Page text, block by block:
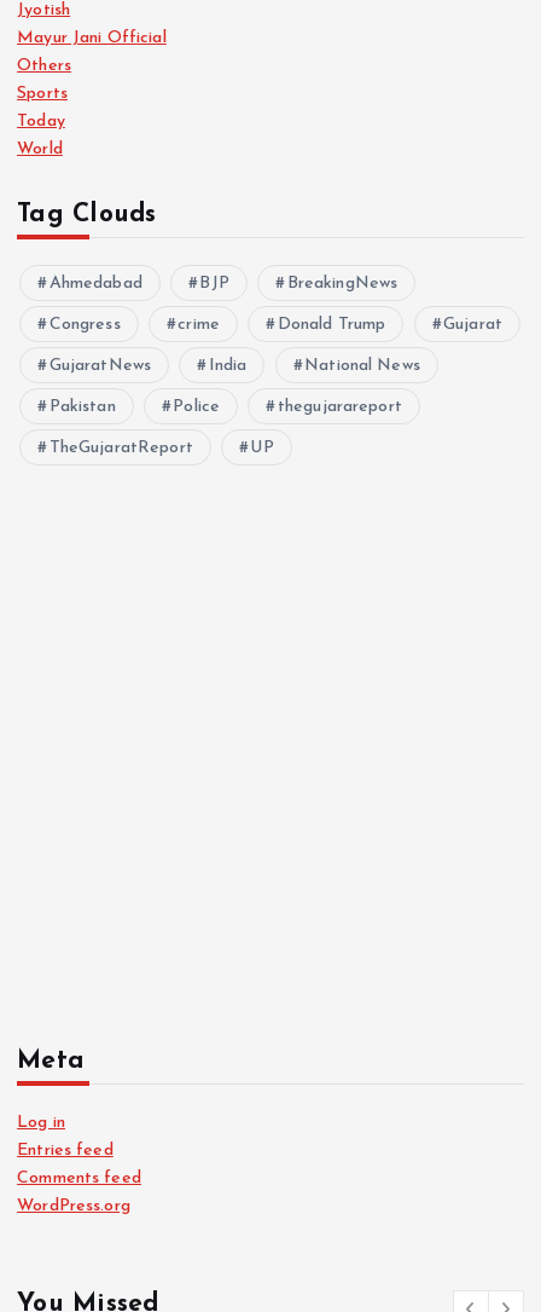
Jyotish
Mayur Jani Official
Others
Sports
Today
World
Tag Clouds
Ahmedabad BJP BreakingNews
Congress crime Donald Trump Gujarat
GujaratNews India National News
Pakistan Police thegujarareport
TheGujaratReport UP
Meta
Log in
Entries feed
Comments feed
WordPress.org
You Missed